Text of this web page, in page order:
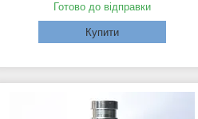
Готово до відправки
Купити